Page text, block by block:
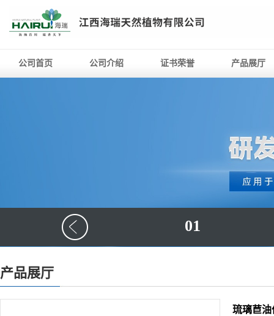
公司首页 公司介绍 证书荣誉 产品展厅
01
产品展厅
琉璃苣油